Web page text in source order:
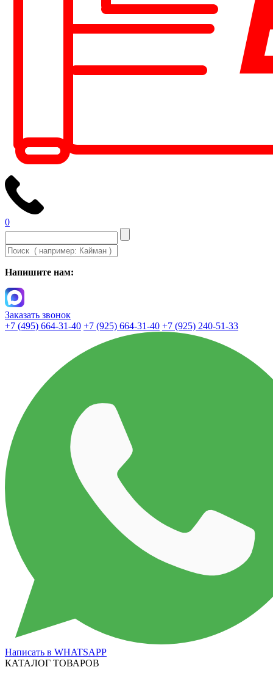
0
Напишите нам:
Заказать звонок
+7 (495) 664-31-40 +7 (925) 664-31-40 +7 (925) 240-51-33
Написать в WHATSAPP
КАТАЛОГ ТОВАРОВ